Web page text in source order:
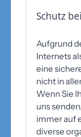
Schutz
Aufgrund
Internets
eine
nicht in
Wenn Sie
uns
immer auf
diverse